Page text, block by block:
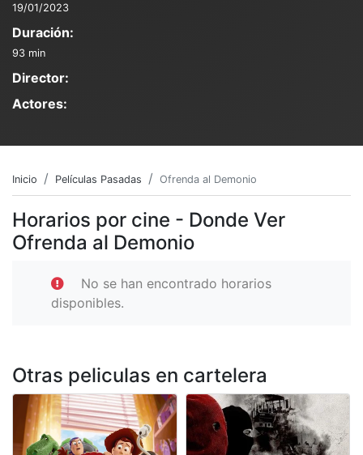
19/01/2023
Duración:
93 min
Director:
Actores:
Inicio Películas Pasadas Ofrenda al Demonio
Horarios por cine - Donde Ver
Ofrenda al Demonio
No se han encontrado horarios
disponibles.
Otras peliculas en cartelera